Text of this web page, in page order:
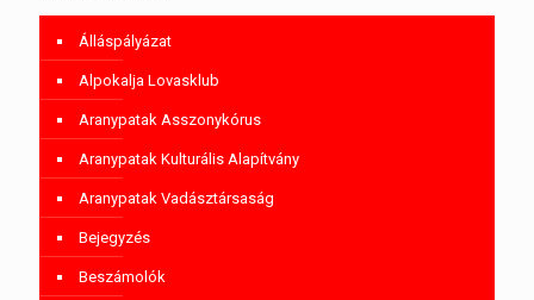
Álláspályázat
Alpokalja Lovasklub
Aranypatak Asszonykórus
Aranypatak Kulturális Alapítvány
Aranypatak Vadásztársaság
Bejegyzés
Beszámolók